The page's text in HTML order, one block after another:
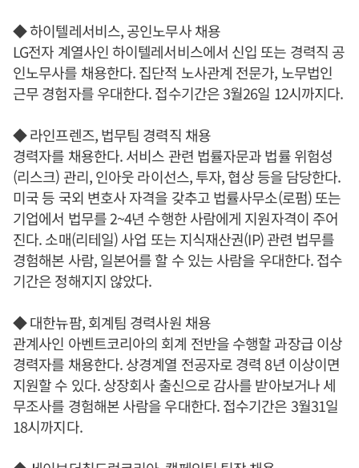
◆ 하이텔레서비스, 공인노무사 채용
LG전자 계열사인 하이텔레서비스에서 신입 또는 경력직 공
인노무사를 채용한다. 집단적 노사관계 전문가, 노무법인
근무 경험자를 우대한다. 접수기간은 3월26일 12시까지다.
◆ 라인프렌즈, 법무팀 경력직 채용
경력자를 채용한다. 서비스 관련 법률자문과 법률 위험성
(리스크) 관리, 인아웃 라이선스, 투자, 협상 등을 담당한다.
미국 등 국외 변호사 자격을 갖추고 법률사무소(로펌) 또는
기업에서 법무를 2~4년 수행한 사람에게 지원자격이 주어
진다. 소매(리테일) 사업 또는 지식재산권(IP) 관련 법무를
경험해본 사람, 일본어를 할 수 있는 사람을 우대한다. 접수
기간은 정해지지 않았다.
◆ 대한뉴팜, 회계팀 경력사원 채용
관계사인 아벤트코리아의 회계 전반을 수행할 과장급 이상
경력자를 채용한다. 상경계열 전공자로 경력 8년 이상이면
지원할 수 있다. 상장회사 출신으로 감사를 받아보거나 세
무조사를 경험해본 사람을 우대한다. 접수기간은 3월31일
18시까지다.